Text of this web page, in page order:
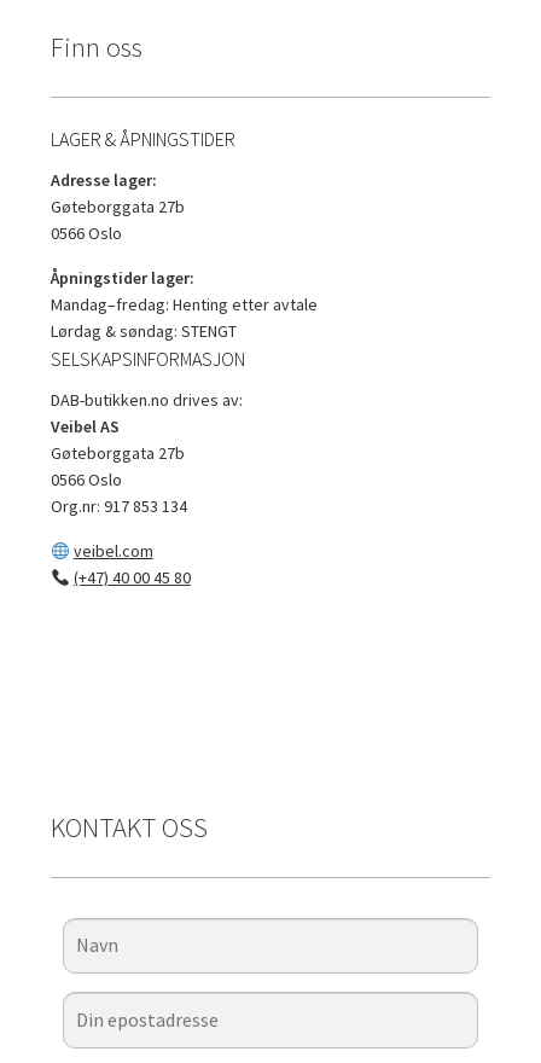
Finn oss
LAGER & ÅPNINGSTIDER
Adresse lager:
Gøteborggata 27b
0566 Oslo
Åpningstider lager:
Mandag–fredag: Henting etter avtale
Lørdag & søndag: STENGT
SELSKAPSINFORMASJON
DAB-butikken.no drives av:
Veibel AS
Gøteborggata 27b
0566 Oslo
Org.nr: 917 853 134
veibel.com
(+47) 40 00 45 80
KONTAKT OSS